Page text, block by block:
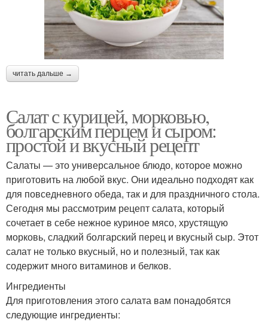
читать дальше →
Салат с курицей, морковью,
болгарским перцем и сыром:
простой и вкусный рецепт
Салаты — это универсальное блюдо, которое можно
приготовить на любой вкус. Они идеально подходят как
для повседневного обеда, так и для праздничного стола.
Сегодня мы рассмотрим рецепт салата, который
сочетает в себе нежное куриное мясо, хрустящую
морковь, сладкий болгарский перец и вкусный сыр. Этот
салат не только вкусный, но и полезный, так как
содержит много витаминов и белков.
Ингредиенты
Для приготовления этого салата вам понадобятся
следующие ингредиенты: